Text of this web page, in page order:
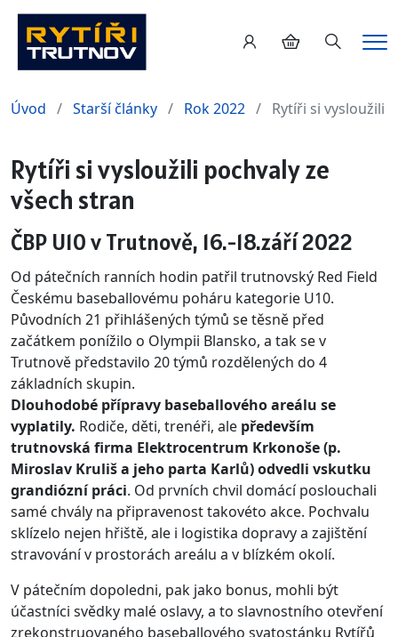
Hledání
Úvod Starší články Rok 2022 Rytíři si vysloužili
Rytíři si vysloužili pochvaly ze
všech stran
ČBP U10 v Trutnově, 16.-18.září 2022
Od pátečních ranních hodin patřil trutnovský Red Field
Českému baseballovému poháru kategorie U10.
Původních 21 přihlášených týmů se těsně před
začátkem ponížilo o Olympii Blansko, a tak se v
Trutnově představilo 20 týmů rozdělených do 4
základních skupin.
Dlouhodobé přípravy baseballového areálu se
vyplatily. Rodiče, děti, trenéři, ale především
trutnovská firma Elektrocentrum Krkonoše (p.
Miroslav Kruliš a jeho parta Karlů) odvedli vskutku
grandiózní práci. Od prvních chvil domácí poslouchali
samé chvály na připravenost takovéto akce. Pochvalu
sklízelo nejen hřiště, ale i logistika dopravy a zajištění
stravování v prostorách areálu a v blízkém okolí.
V pátečním dopoledni, pak jako bonus, mohli být
účastníci svědky malé oslavy, a to slavnostního otevření
zrekonstruovaného baseballového svatostánku Rytířů